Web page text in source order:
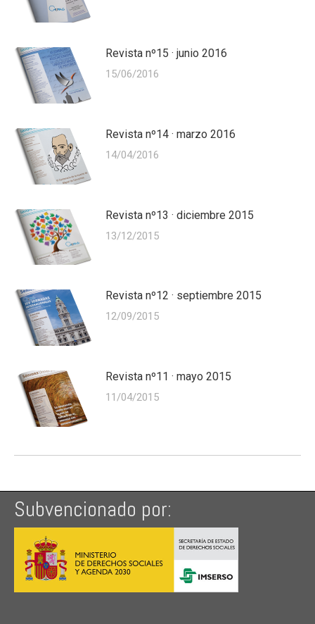
Revista nº15 · junio 2016
15/06/2016
Revista nº14 · marzo 2016
14/04/2016
Revista nº13 · diciembre 2015
13/12/2015
Revista nº12 · septiembre 2015
12/09/2015
Revista nº11 · mayo 2015
11/04/2015
Subvencionado por: